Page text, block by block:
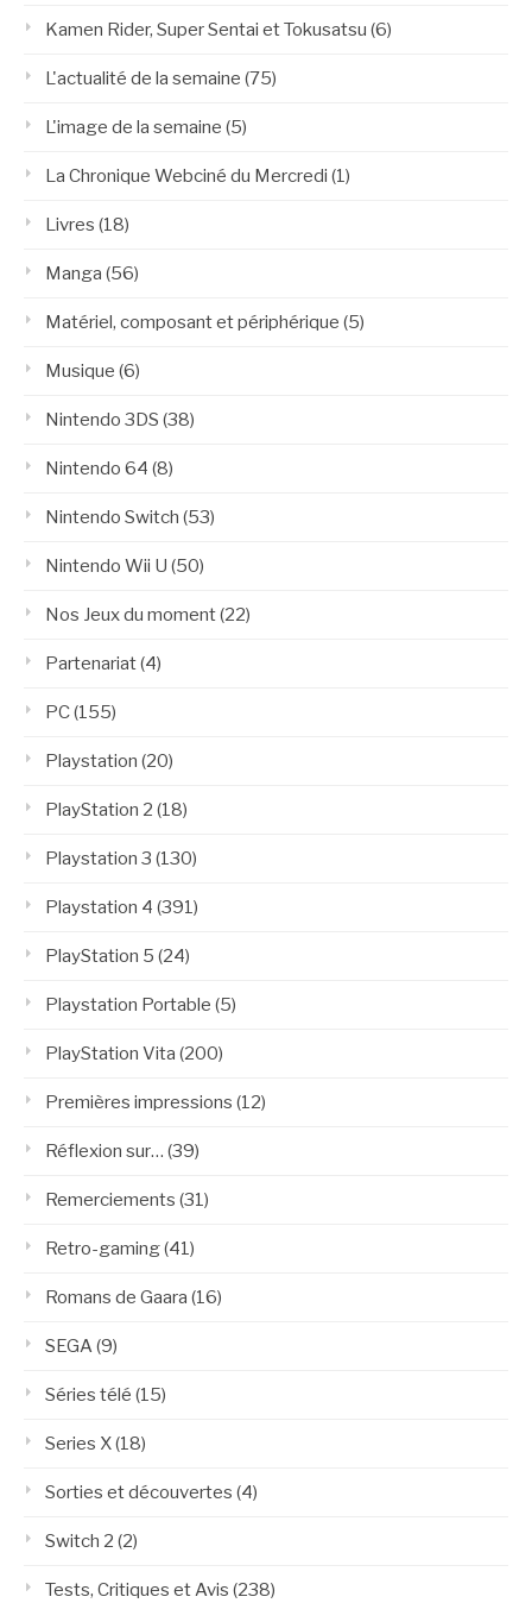
Kamen Rider, Super Sentai et Tokusatsu (6)
L'actualité de la semaine (75)
L'image de la semaine (5)
La Chronique Webciné du Mercredi (1)
Livres (18)
Manga (56)
Matériel, composant et périphérique (5)
Musique (6)
Nintendo 3DS (38)
Nintendo 64 (8)
Nintendo Switch (53)
Nintendo Wii U (50)
Nos Jeux du moment(22)
Partenariat(4)
PC(155)
Playstation (20)
PlayStation 2 (18)
Playstation 3 (130)
Playstation 4 (391)
PlayStation 5 (24)
Playstation Portable (5)
PlayStation Vita (200)
Premières impressions (12)
Réflexion sur… (39)
Remerciements (31)
Retro-gaming(41)
Romans de Gaara (16)
SEGA(9)
Séries télé (15)
Series X(18)
Sorties et découvertes (4)
Switch 2 (2)
Tests, Critiques et Avis (238)